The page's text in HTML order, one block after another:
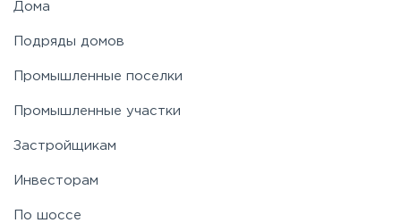
Дома
Подряды домов
Промышленные поселки
Промышленные участки
Застройщикам
Инвесторам
По шоссе